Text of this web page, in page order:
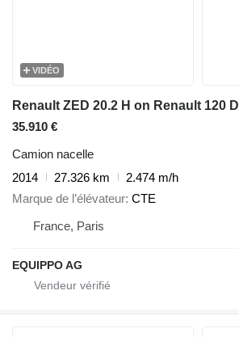
VIDÉO
Renault ZED 20.2 H on Renault 120
35.910 €
Camion nacelle
2014
27.326 km
2.474 m/h
Marque de l’élévateur CTE
France, Paris
EQUIPPO AG